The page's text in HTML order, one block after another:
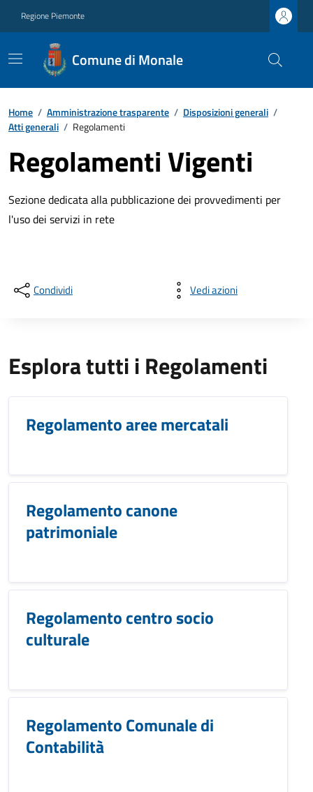
Regione Piemonte
Comune di Monale
Home / Amministrazione trasparente / Disposizioni generali /
Atti generali / Regolamenti
Regolamenti Vigenti
Sezione dedicata alla pubblicazione dei provvedimenti per
l'uso dei servizi in rete
Condividi Vedi azioni
Esplora tutti i Regolamenti
Regolamento aree mercatali
Regolamento canone
patrimoniale
Regolamento centro socio
culturale
Regolamento Comunale di
Contabilità